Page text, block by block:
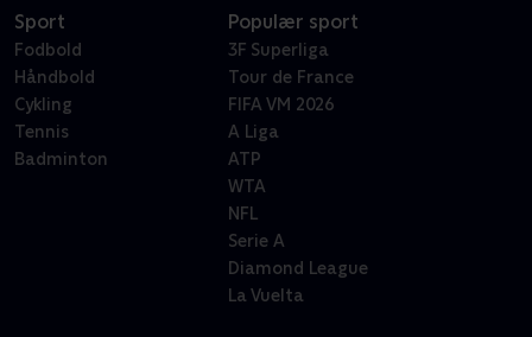
Sport
Fodbold
Håndbold
Cykling
Tennis
Badminton
Populær sport
3F Superliga
Tour de France
FIFA VM 2026
A Liga
ATP
WTA
NFL
Serie A
Diamond League
La Vuelta